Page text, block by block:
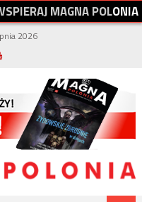
SPIERAJMAGNAPOLONIA
2026